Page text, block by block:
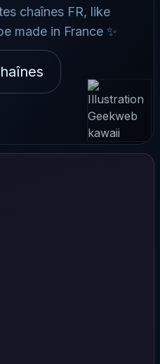
chaînes FR, like
made in France ✨